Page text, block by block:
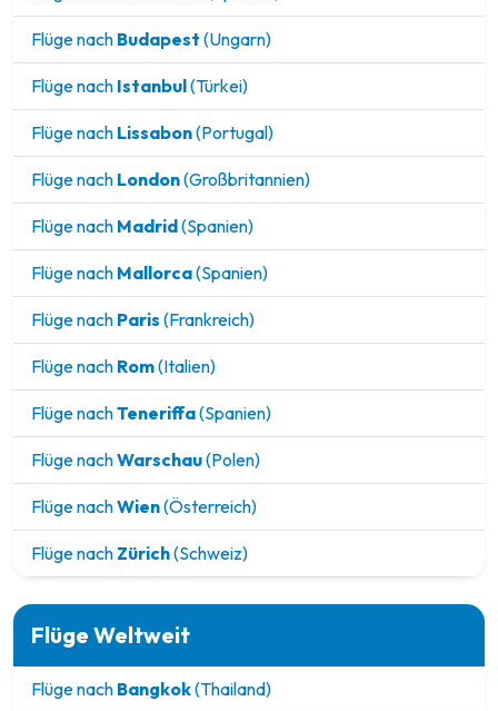
Flüge nach Budapest (Ungarn)
Flüge nach Istanbul(Türkei)
Flüge nach Lissabon(Portugal)
Flüge nach London(Großbritannien)
Flüge nach Madrid(Spanien)
Flüge nach Mallorca(Spanien)
Flüge nach Paris (Frankreich)
Flüge nach Rom(Italien)
Flüge nachTeneriffa(Spanien)
Flüge nachWarschau(Polen)
Flüge nachWien(Österreich)
Flüge nach Zürich(Schweiz)
Flüge Weltweit
Flüge nach Bangkok(Thailand)